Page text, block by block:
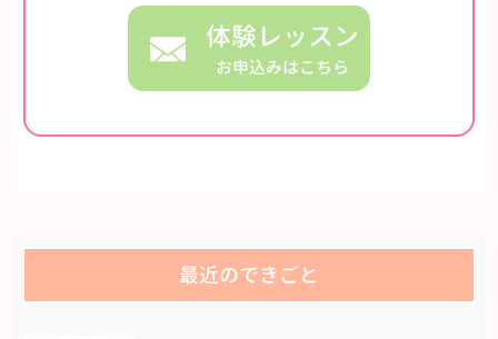
体験レッスン
お申込みはこちら
最近のできごと